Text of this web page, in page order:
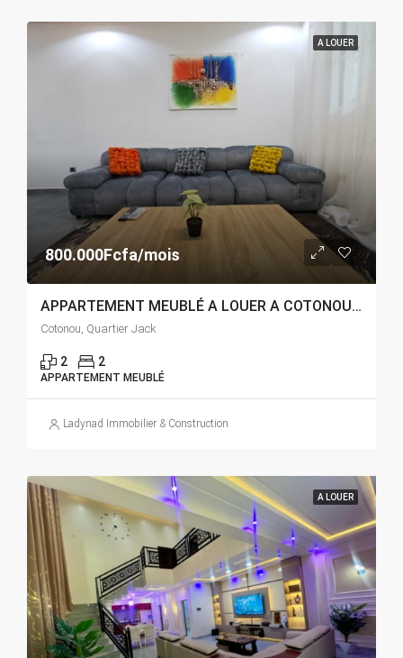
A LOUER
800.000Fcfa/mois
APPARTEMENT MEUBLÉ A LOUER A COTONOU AKPAKPA QUARTIER JACK
Cotonou, Quartier Jack
2 2
APPARTEMENT MEUBLÉ
Ladynad Immobilier & Construction
A LOUER